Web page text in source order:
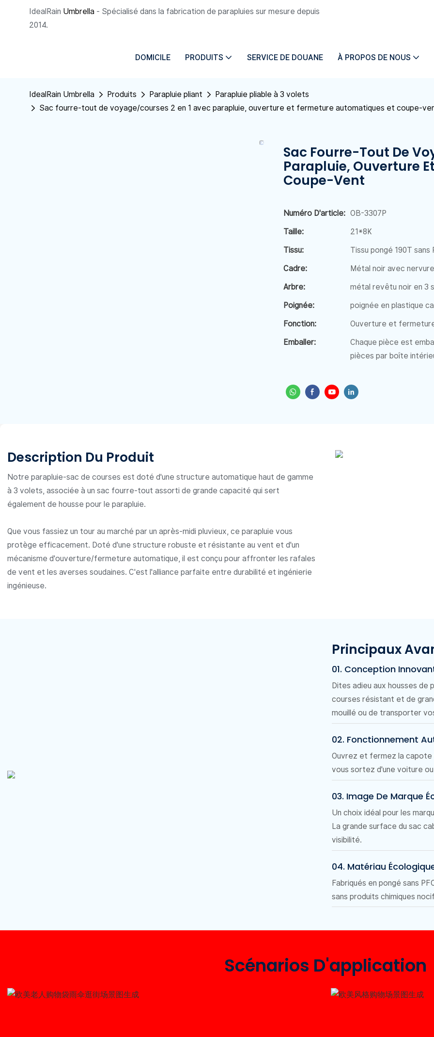
IdealRain Umbrella - Spécialisé dans la fabrication de parapluies sur mesure depuis
2014.
DOMICILE PRODUITS SERVICE DE DOUANE À PROPOS DE NOUS
IdealRain Umbrella Produits Parapluie pliant
Parapluie pliable à 3 volets
Sac fourre-tout de voyage/courses 2 en 1 avec parapluie, ouverture et fermeture automatiques et coupe-
Sac Fourre-Tout De
Parapluie, Ouverture
Coupe-Vent
Numéro D'article: OB-3307P
Taille:
21*8K
Tissu:
Tissu pongé 190T sans
Cadre:
Métal noir avec
Arbre:
métal revêtu noir en 3
Poignée:
poignée en plastique
Fonction:
Ouverture et
Emballer:
Chaque pièce est
pièces par boîte
Description Du Produit
Notre parapluie-sac de courses est doté d'une structure automatique haut de gamme
à 3 volets, associée à un sac fourre-tout assorti de grande capacité qui sert
également de housse pour le parapluie.
Que vous fassiez un tour au marché par un après-midi pluvieux, ce parapluie vous
protège efficacement. Doté d'une structure robuste et résistante au vent et d'un
mécanisme d'ouverture/fermeture automatique, il est conçu pour affronter les rafales
de vent et les averses soudaines. C'est l'alliance parfaite entre durabilité et ingénierie
ingénieuse.
Principaux
01. Conception
Dites adieu aux housses de
courses résistant et de
mouillé ou de transporter
02. Fonctionnement
Ouvrez et fermez la capote
vous sortez d'une voiture
03. Image De Marque
Un choix idéal pour les
La grande surface du sac
visibilité.
04. Matériau
Fabriqués en pongé sans
sans produits chimiques
Scénarios D'application